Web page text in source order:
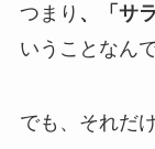
つまり 、「サ
いうことなん
でも、それだ